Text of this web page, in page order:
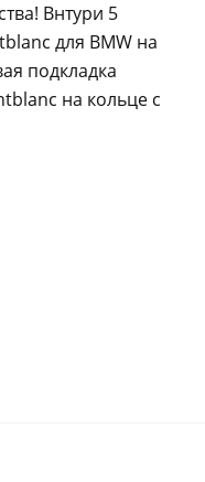
Внтури 5
для BMW на
подкладка
на кольце с